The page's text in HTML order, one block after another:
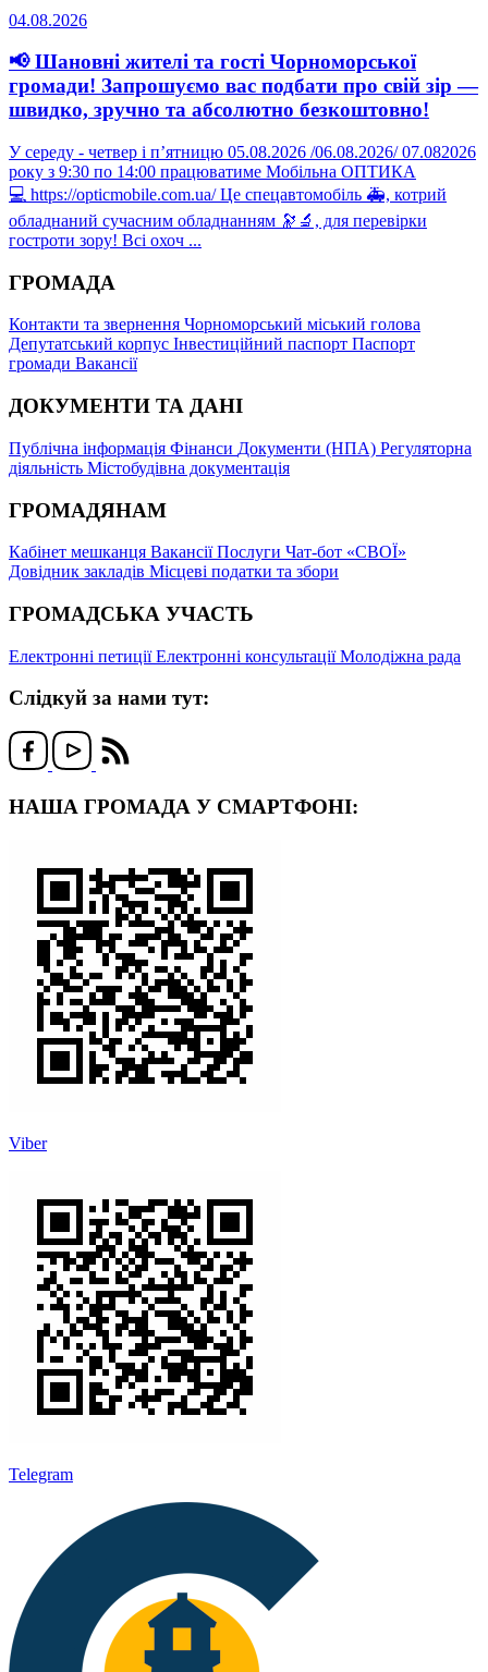
04.08.2026
📢 Шановні жителі та гості Чорноморської
громади! Запрошуємо вас подбати про свій зір —
швидко, зручно та абсолютно безкоштовно!
У середу - четвер і пʼятницю 05.08.2026 /06.08.2026/ 07.082026
року з 9:30 по 14:00 працюватиме Мобільна ОПТИКА
💻 https://opticmobile.com.ua/ Це спецавтомобіль 🚑, котрий
обладнаний сучасним обладнанням 🔭🔬, для перевірки
гостроти зору! Всі охоч ...
ГРОМАДА
Контакти та звернення Чорноморський міський голова
Депутатський корпус Інвестиційний паспорт Паспорт
громади Вакансії
ДОКУМЕНТИ ТА ДАНІ
Публічна інформація Фінанси Документи (НПА) Регуляторна
діяльність Містобудівна документація
ГРОМАДЯНАМ
Кабінет мешканця ВакансіїПослуги Чат-бот «СВОЇ»
Довідник закладів Місцеві податки та збори
ГРОМАДСЬКА УЧАСТЬ
Електронні петиціїЕлектронні консультаціїМолодіжна рада
Слідкуй за нами тут:
НАША ГРОМАДА У СМАРТФОНІ:
Viber
Telegram